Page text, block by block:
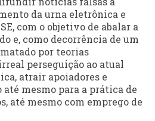
da urna eletrônica e
com o objetivo de abalar a
e, como decorrência de um
por teorias
perseguição ao atual
atrair apoiadores e
mesmo para a prática de
até mesmo com emprego de